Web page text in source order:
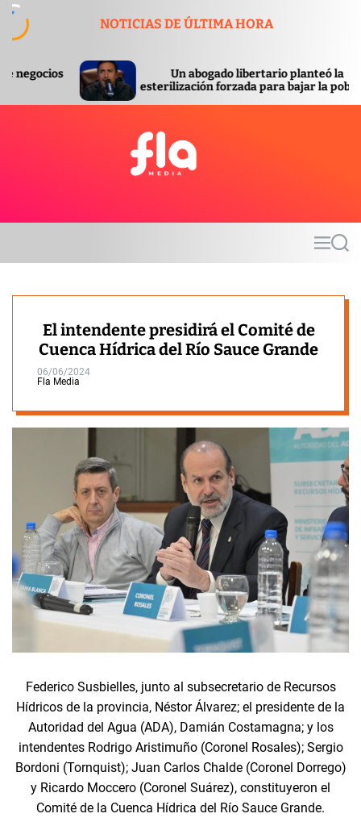
t
NOTICIAS DE ÚLTIMA HORA
Un abogado libertario planteó la
esterilización forzada para bajar la pobreza
Se
a
MS
El intendente presidirá el Comité de
Cuenca Hídrica del Río Sauce Grande
06/06/2024
Fla Media
Federico Susbielles, junto al subsecretario de Recursos
Hídricos de la provincia, Néstor Álvarez; el presidente de la
Autoridad del Agua (ADA), Damián Costamagna; y los
intendentes Rodrigo Aristimuño (Coronel Rosales); Sergio
Bordoni (Tornquist); Juan Carlos Chalde (Coronel Dorrego)
y Ricardo Moccero (Coronel Suárez), constituyeron el
Comité de la Cuenca Hídrica del Río Sauce Grande.